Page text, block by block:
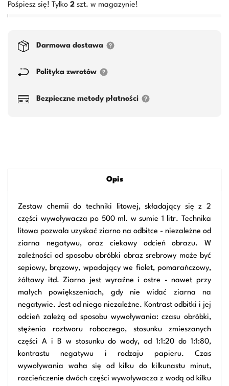
Pośpiesz się! Tylko 2 szt. w magazynie!
Darmowa dostawa
Polityka zwrotów
Bezpieczne metody płatności
Opis
Zestaw chemii do techniki litowej, składający się z 2
części wywoływacza po 500 ml. w sumie 1 litr. Technika
litowa pozwala uzyskać ziarno na odbitce - niezależne od
ziarna negatywu, oraz ciekawy odcień obrazu. W
zależności od sposobu obróbki obraz srebrowy może być
sepiowy, brązowy, wpadający we fiolet, pomarańczowy,
żółtawy itd. Ziarno jest wyraźne i ostre - nawet przy
małych powiększeniach, gdy nie widać ziarna na
negatywie. Jest od niego niezależne. Kontrast odbitki i jej
odcień zależą od sposobu wywoływania: czasu obróbki,
stężenia roztworu roboczego, stosunku zmieszanych
części A i B w stosunku do wody, od 1:1:20 do 1:1:80,
kontrastu negatywu i rodzaju papieru. Czas
wywoływania waha się od kilku do kilkunastu minut,
rozcieńczenie dwóch części wywoływacza z wodą od kilku